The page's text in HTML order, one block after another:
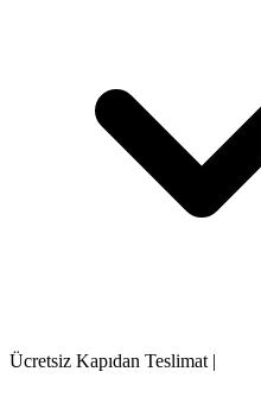
Ücretsiz Kapıdan Teslimat |